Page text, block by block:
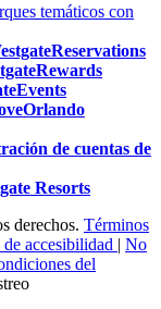
temáticos con
de cuentas de
Resorts
derechos. Términos
accesibilidad | No
del